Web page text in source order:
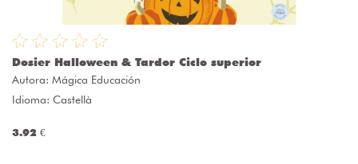
Dosier Halloween & Tardor Ciclo superior
Autora: Mágica Educación
Idioma: Castellà
3.92 €